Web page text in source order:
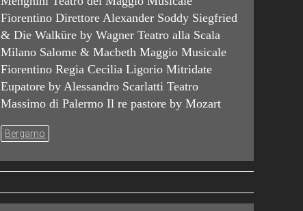
Fiorentino Direttore Alexander Soddy Siegfried
& Die Walküre by Wagner Teatro alla Scala
Milano Salome & Macbeth Maggio Musicale
Fiorentino Regia Cecilia Ligorio Mitridate
Eupatore by Alessandro Scarlatti Teatro
Massimo di Palermo Il re pastore by Mozart
Bergamo